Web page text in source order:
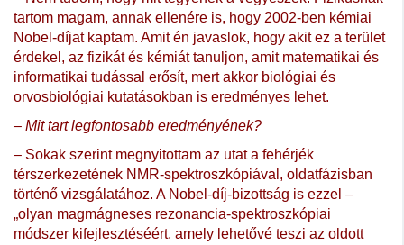
tartom magam, annak ellenére is, hogy 2002-ben kémiai
Nobel-díjat kaptam. Amit én javaslok, hogy akit ez a terület
érdekel, az fizikát és kémiát tanuljon, amit matematikai és
informatikai tudással erősít, mert akkor biológiai és
orvosbiológiai kutatásokban is eredményes lehet.
– Mit tart legfontosabb eredményének?
– Sokak szerint megnyitottam az utat a fehérjék
térszerkezetének NMR-spektroszkópiával, oldatfázisban
történő vizsgálatához. A Nobel-díj-bizottság is ezzel –
„olyan magmágneses rezonancia-spektroszkópiai
módszer kifejlesztéséért, amely lehetővé teszi az oldott